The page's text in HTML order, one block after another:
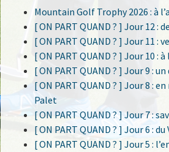
Mountain Golf Trophy 2026 : à
[ ON PART QUAND ? ] Jour 12 :
[ ON PART QUAND ? ] Jour 11 :
[ ON PART QUAND ? ] Jour 10 :
[ ON PART QUAND ? ] Jour 9 :
[ ON PART QUAND ? ] Jour 8 :
Palet
[ ON PART QUAND ? ] Jour 7 :
[ ON PART QUAND ? ] Jour 6 :
[ ON PART QUAND ? ] Jour 5 :